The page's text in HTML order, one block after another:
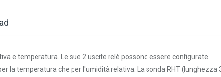
a parte), 2 uscite
a parte); 2 uscite
DC
e temperatura. Le sue 2 uscite relè possono essere configurate
la temperatura che per l'umidità relativa. La sonda RHT (lunghezza